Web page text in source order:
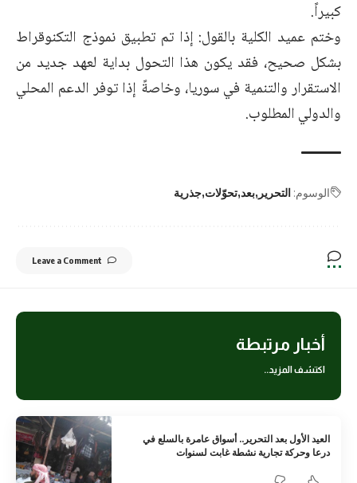
كبيراً.
وختم عميد الكلية بالقول: إذا تم تطبيق نموذج التكنوقراط
بشكل صحيح، فقد يكون هذا التحول بداية لعهد جديد من
الاستقرار والتنمية في سوريا، وخاصةً إذا توفر الدعم المحلي
والدولي المطلوب.
الوسوم: التحرير بعد تحوّلات جذرية
Leave a Comment
أخبار مرتبطة
اكتشف المزيد..
العيد الأول بعد التحرير.. أسواق عامرة بالسلع في
درعا وحركة تجارية نشطة غابت لسنوات